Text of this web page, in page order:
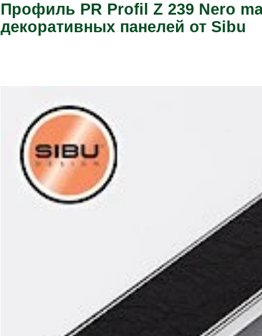
Профиль PR Profil Z 239 Nero
декоративных панелей от Sibu